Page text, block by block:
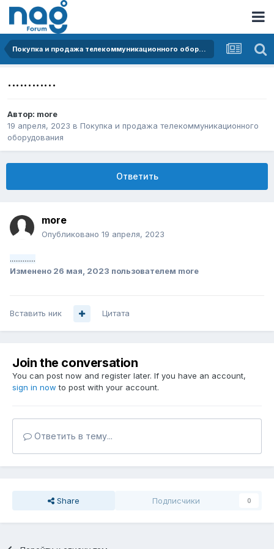
Покупка и продажа телекоммуникационного оборудования
............
Автор: more
19 апреля, 2023 в Покупка и продажа телекоммуникационного
оборудования
Ответить
more
Опубликовано 19 апреля, 2023
..............
Изменено 26 мая, 2023 пользователем more
Вставить ник Цитата
Join the conversation
You can post now and register later. If you have an account,
sign in now to post with your account.
Ответить в тему...
Share Подписчики 0